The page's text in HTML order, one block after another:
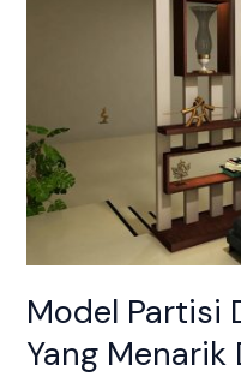
Model Partisi
Yang